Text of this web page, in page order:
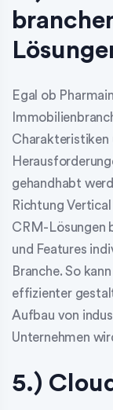
Egal ob
Charakteristiken
gehandhabt
Richtung
CRM-Lösungen
und Features
Branche. So
effizienter
Aufbau von
Unternehmen
5.)